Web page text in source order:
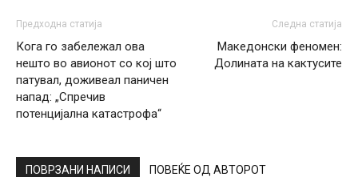
Предходна статија
Кога го забележал ова
нешто во авионот со кој што
патувал, доживеал паничен
напад: „Спречив
потенцијална катастрофа“
Следна статија
Македонски феномен:
Долината на кактусите
ПОВРЗАНИ НАПИСИ ПОВЕЌЕ ОД АВТОРОТ